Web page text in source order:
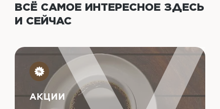
ВСЁ САМОЕ ИНТЕРЕСНОЕ ЗДЕСЬ
И СЕЙЧАС
АКЦИИ